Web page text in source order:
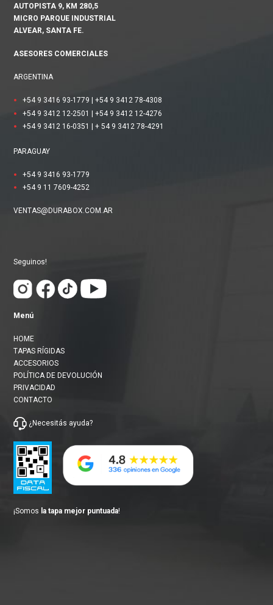
AUTOPISTA 9, KM 280,5
MICRO PARQUE INDUSTRIAL
ALVEAR, SANTA FE.
ASESORES COMERCIALES
ARGENTINA
+54 9 3416 93-1779
+54 9 3412 78-4308
+54 9 3412 12-2501 | +54 9 3412 12-4276
+54 9 3412 16-0351 | + 54 9 3412 78-4291
PARAGUAY
+54 9 3416 93-1779
+54 9 11 7609-4252
VENTAS@DURABOX.COM.AR
Seguinos!
Menú
HOME
TAPAS RÍGIDAS
ACCESORIOS
POLÍTICA DE DEVOLUCIÓN
PRIVACIDAD
CONTACTO
¿Necesitás ayuda?
¡Somos la tapa mejor puntuada!